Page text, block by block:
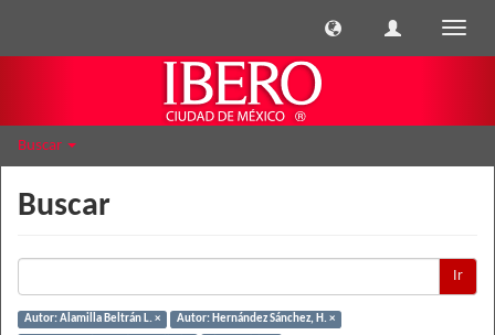
Buscar
Buscar
Ir
Autor: Alamilla Beltrán L. ×
Autor: Hernández Sánchez, H. ×